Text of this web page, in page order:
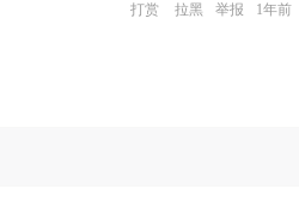
打赏 拉黑 举报 1年前